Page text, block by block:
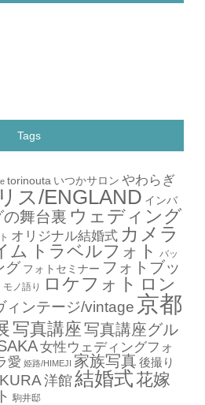
Tags
torinouta いつかサロン やわらぎ
ス/ENGLAND インバ
舞台裏 ウェディング
オリジナル結婚式 カメラ
ム トラベルフォト
バッ
グ フォトセミナー フォトブッ
モノ語り ロケフォト ロン
ィンテージ/vintage 京都
写真講座写真講座グル
女性ウェディングフォ
愛 姫路/HIMEJI 家族写真 後撮り
洋館 結婚式花嫁
駒井邸